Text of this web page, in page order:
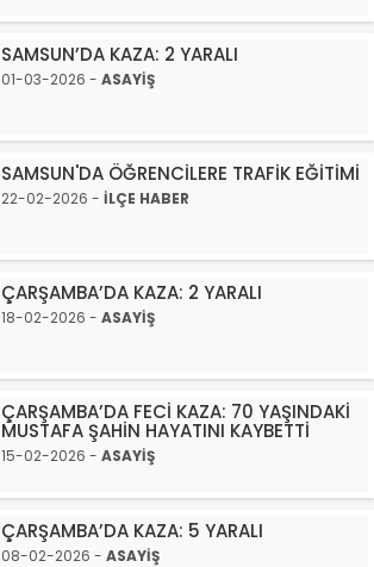
SAMSUN’DA KAZA: 2 YARALI
01-03-2026 - ASAYİŞ
SAMSUN'DA ÖĞRENCİLERE TRAFİK EĞİTİMİ
22-02-2026 - İLÇE HABER
ÇARŞAMBA’DA KAZA: 2 YARALI
18-02-2026 - ASAYİŞ
ÇARŞAMBA’DA FECİ KAZA: 70 YAŞINDAKİ
MUSTAFA ŞAHİN HAYATINI KAYBETTİ
15-02-2026 - ASAYİŞ
ÇARŞAMBA’DA KAZA: 5 YARALI
08-02-2026 - ASAYİŞ